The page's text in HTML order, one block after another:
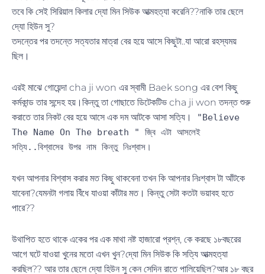
তবে কি সেই সিরিয়াল কিলার দ্যো মিন সিউক আত্মহত্যা করেনি??নাকি তার ছেলে
দ্যো হিউন সু?
তদন্তের পর তদন্তে সত্যতার মাত্রা বের হয়ে আসে কিছুটা..যা আরো রহস্যময়
ছিল।
এরই মাঝে গোয়েন্দা cha ji won এর স্বামী Baek song এর বেশ কিছু
কর্মকান্ড তার সন্দেহ হয়।কিন্তু তা গোছাতে ডিটেকটিভ cha ji won তদন্ত শুরু
করাতে তার নিকট বের হয়ে আসে এক দম আটকে আসা সত্যি।
"Believe
The Name On The breath " জ্বি এটা আসলেই
সত্যি..বিশ্বাসের উপর নাম কিন্তু নিঃশ্বাস।
যখন আপনার বিশ্বাস করার মত কিছু থাকবেনা তখন কি আপনার নিঃশ্বাস টা আঁটকে
যাবেনা?যেমনটা গলায় বিঁধে যাওয়া কাঁটার মত। কিন্তু সেটা কতটা ভয়াবহ হতে
পারে??
উথাপিত হতে থাকে একের পর এক মাথা নষ্ট হাজারো প্রশ্ন, কে করছে ১৮বছরের
আগে ঘটে যাওয়া খুনের মতো এখন খুন?দ্যো মিন সিউক কি সত্যি আত্মহত্যা
করছিল?? আর তার ছেলে দ্যো হিউন সু কেন সেদিন রাতে পালিয়েছিল?আর ১৮ বছর